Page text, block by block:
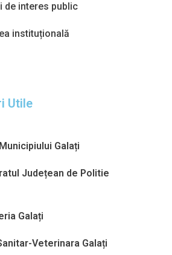
de interes public
instituțională
Utile
Galați
Județean de Politie
Galați
Veterinara Galați